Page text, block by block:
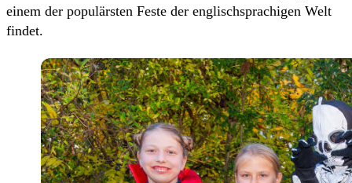
einem der populärsten Feste der englischsprachigen Welt
findet.